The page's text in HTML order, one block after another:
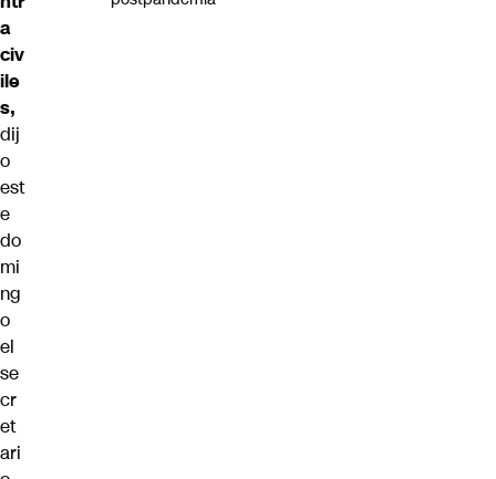
a
civ
ile
s,
dij
o
est
e
do
mi
ng
o
el
se
cr
et
ari